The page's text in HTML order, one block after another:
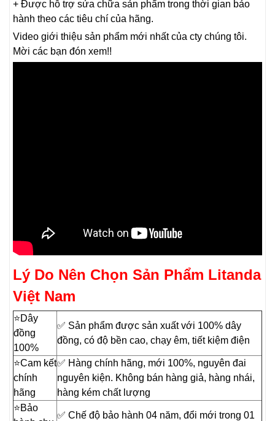
+ Được hỗ trợ sửa chữa sản phẩm trong thời gian bảo
hành theo các tiêu chí của hãng.
Video giới thiệu sản phẩm mới nhất của cty chúng tôi.
Mời các bạn đón xem!!
Lý Do Nên Chọn Sản Phẩm Litanda
Việt Nam
⭐️Dây
đồng
100%
✅ Sản phẩm được sản xuất với 100% dây
đồng, có độ bền cao, chạy êm, tiết kiệm điện
⭐️Cam kết
chính
hãng
✅ Hàng chính hãng, mới 100%, nguyên đai
nguyên kiện. Không bán hàng giả, hàng nhái,
hàng kém chất lượng
⭐️Bảo
✅ Chế độ bảo hành 04 năm, đổi mới trong 01